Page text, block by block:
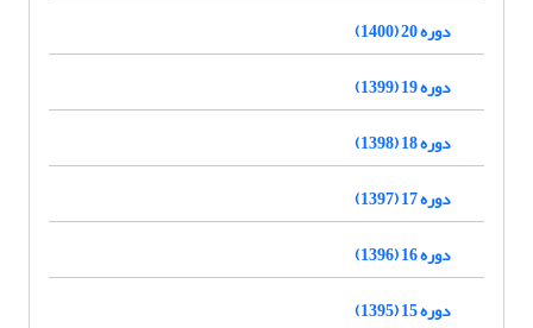
دوره 20 (1400)
دوره 19 (1399)
دوره 18 (1398)
دوره 17 (1397)
دوره 16 (1396)
دوره 15 (1395)